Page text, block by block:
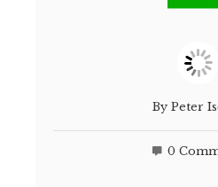
By Peter
0